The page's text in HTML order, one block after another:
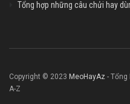
Tổng hợp những câu chửi hay
Copyright © 2023 MeoHayAz - Tổng
A-Z